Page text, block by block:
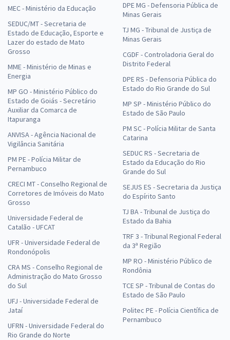
MEC - Ministério da Educação
SEDUC/MT - Secretaria de
Estado de Educação, Esporte e
Lazer do estado de Mato
Grosso
MME - Ministério de Minas e
Energia
MP GO - Ministério Público do
Estado de Goiás - Secretário
Auxiliar da Comarca de
Itapuranga
ANVISA - Agência Nacional de
Vigilância Sanitária
PM PE - Polícia Militar de
Pernambuco
CRECI MT - Conselho Regional de
Corretores de Imóveis do Mato
Grosso
Universidade Federal de
Catalão - UFCAT
UFR - Universidade Federal de
Rondonópolis
CRA MS - Conselho Regional de
Administração do Mato Grosso
do Sul
UFJ - Universidade Federal de
Jataí
UFRN - Universidade Federal do
Rio Grande do Norte
DPE MG - Defensoria Pública de
Minas Gerais
TJ MG - Tribunal de Justiça de
Minas Gerais
CGDF - Controladoria Geral do
Distrito Federal
DPE RS - Defensoria Pública do
Estado do Rio Grande do Sul
MP SP - Ministério Público do
Estado de São Paulo
PM SC - Polícia Militar de Santa
Catarina
SEDUC RS - Secretaria de
Estado da Educação do Rio
Grande do Sul
SEJUS ES - Secretaria da Justiça
do Espírito Santo
TJ BA - Tribunal de Justiça do
Estado da Bahia
TRF 3 - Tribunal Regional Federal
da 3ª Região
MP RO - Ministério Público de
Rondônia
TCE SP - Tribunal de Contas do
Estado de São Paulo
Politec PE - Polícia Científica de
Pernambuco